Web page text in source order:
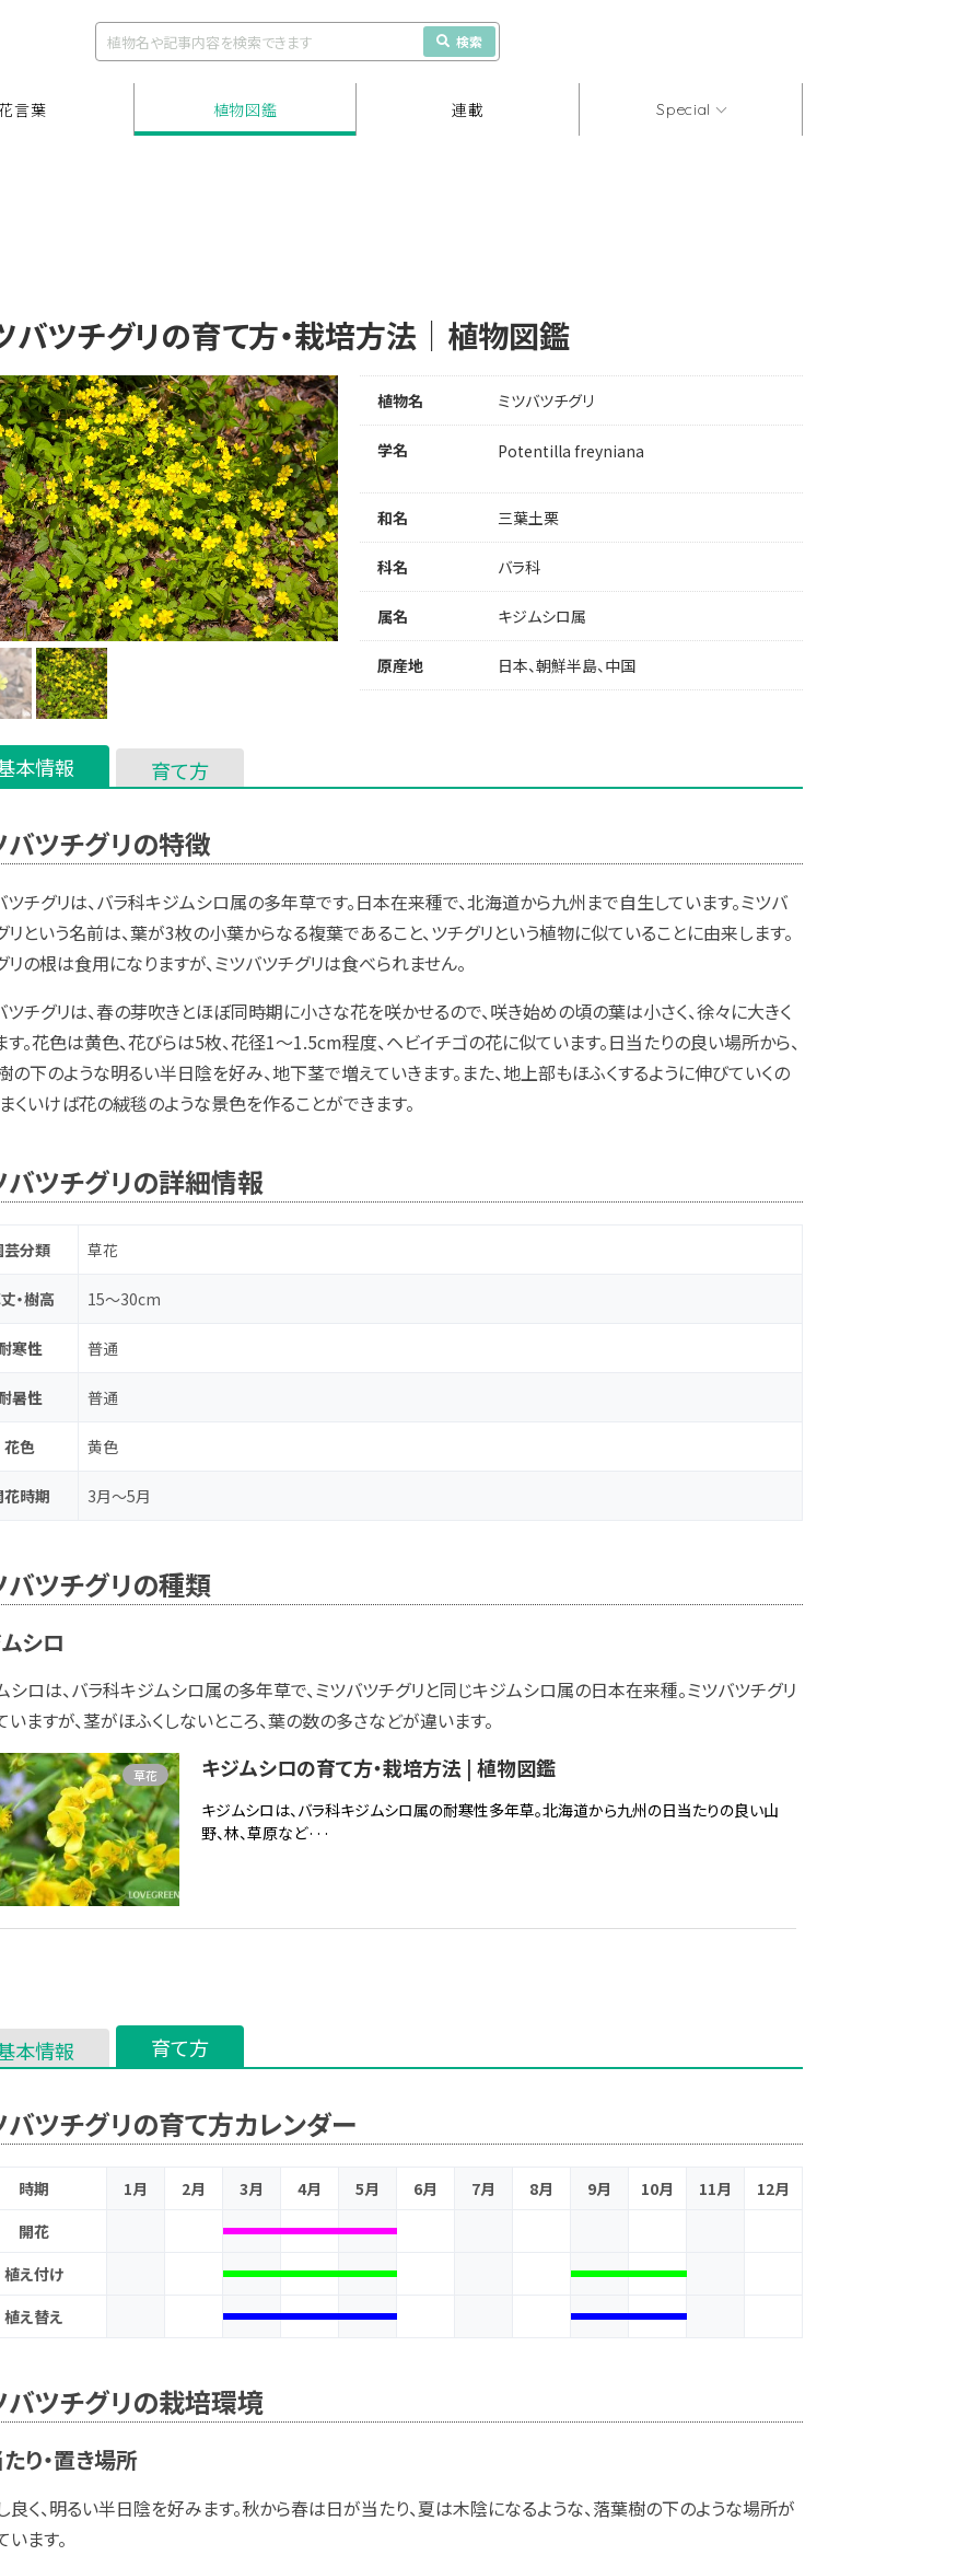
検索
言葉 植物図鑑 連載 Special
バツチグリの育て方・栽培方法｜植物図鑑
植物名 ミツバツチグリ
学名 Potentilla freyniana
和名 三葉土栗
科名 バラ科
属名 キジムシロ属
原産地 日本、朝鮮半島、中国
本情報 育て方
バツチグリの特徴
ツチグリは、バラ科キジムシロ属の多年草です。日本在来種で、北海道から九州まで自生しています。ミツバ
リという名前は、葉が3枚の小葉からなる複葉であること、ツチグリという植物に似ていることに由来します。
リの根は食用になりますが、ミツバツチグリは食べられません。
ツチグリは、春の芽吹きとほぼ同時期に小さな花を咲かせるので、咲き始めの頃の葉は小さく、徐々に大きく
す。花色は黄色、花びらは5枚、花径1～1.5cm程度、ヘビイチゴの花に似ています。日当たりの良い場所から、
の下のような明るい半日陰を好み、地下茎で増えていきます。また、地上部もほふくするように伸びていくの
まくいけば花の絨毯のような景色を作ることができます。
バツチグリの詳細情報
芸分類 草花
・樹高 15～30cm
寒性 普通
暑性 普通
花色 黄色
花時期 3月～5月
バツチグリの種類
シロ
シロは、バラ科キジムシロ属の多年草で、ミツバツチグリと同じキジムシロ属の日本在来種。ミツバツチグリ
いますが、茎がほふくしないところ、葉の数の多さなどが違います。
キジムシロの育て方・栽培方法 | 植物図鑑
キジムシロは、バラ科キジムシロ属の耐寒性多年草。北海道から九州の日当たりの良い山
野、林、草原など···
草花
本情報 育て方
バツチグリの育て方カレンダー
時期 1月 2月 3月 4月 5月 6月 7月 8月 9月 10月 11月
12月
開花
植え付け
植え替え
バツチグリの栽培環境
り・置き場所
良く、明るい半日陰を好みます。秋から春は日が当たり、夏は木陰になるような、落葉樹の下のような場所が
ます。